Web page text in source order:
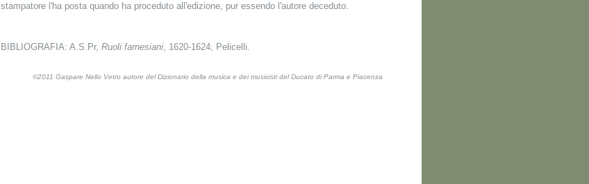
stampatore l'ha posta quando ha proceduto all'edizione, pur essendo l'autore deceduto.
BIBLIOGRAFIA: A.S.Pr, Ruoli farnesiani, 1620-1624; Pelicelli.
©2011 Gaspare Nello Vetro autore del Dizionario della musica e dei musicisti del Ducato di Parma e Piacenza